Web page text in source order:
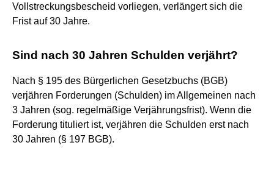
Vollstreckungsbescheid vorliegen, verlängert sich die
Frist auf 30 Jahre.
Sind nach 30 Jahren Schulden verjährt?
Nach § 195 des Bürgerlichen Gesetzbuchs (BGB)
verjähren Forderungen (Schulden) im Allgemeinen nach
3 Jahren (sog. regelmäßige Verjährungsfrist). Wenn die
Forderung tituliert ist, verjähren die Schulden erst nach
30 Jahren (§ 197 BGB).